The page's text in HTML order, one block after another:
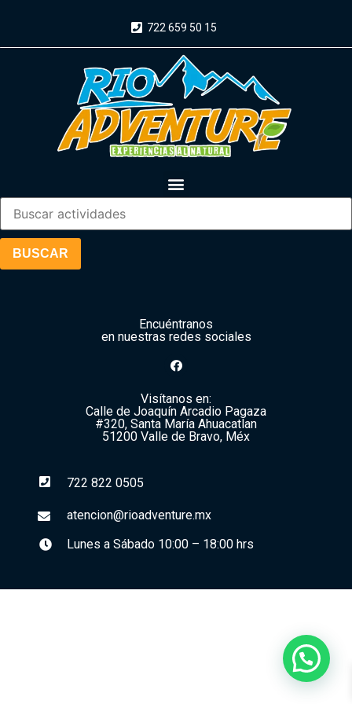
722 659 50 15
Encuéntranos
en nuestras redes sociales
Visítanos en:
Calle de Joaquín Arcadio Pagaza
#320, Santa María Ahuacatlan
51200 Valle de Bravo, Méx
722 822 0505
atencion@rioadventure.mx
Lunes a Sábado 10:00 – 18:00 hrs